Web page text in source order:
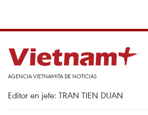
AGENCIA VIETNAMITA DE NOTICIAS
Editor en jefe: TRAN TIEN DUAN